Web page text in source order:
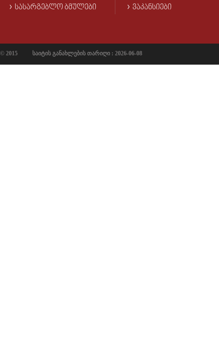
ᲡᲐᲡᲐᲠᲒᲔᲑᲚᲝ ᲑᲛᲣᲚᲔᲑᲘ
ᲕᲐᲙᲐᲜᲡᲘᲔᲑᲘ
© 2015 საიტის განახლების თარიღი : 2026-06-08